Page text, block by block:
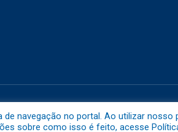
navegação no portal. Ao utilizar
sobre como isso é feito, acesse